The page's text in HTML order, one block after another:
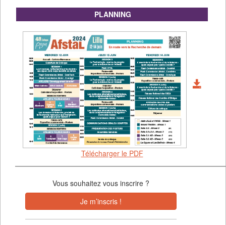
PLANNING
Télécharger le PDF
Vous souhaitez vous inscrire ?
Je m’inscris !